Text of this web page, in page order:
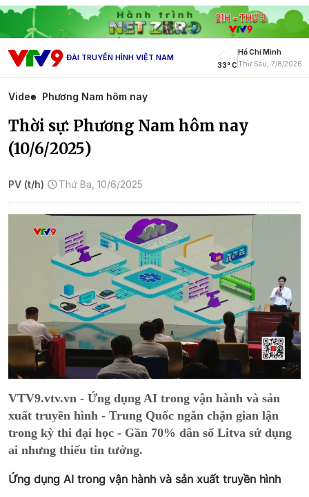
ĐÀI TRUYỀN HÌNH VIỆT NAM
33° C
Hồ Chí Minh
Thứ Sáu, 7/8/2026
Video Phương Nam hôm nay
Thời sự: Phương Nam hôm nay
(10/6/2025)
PV (t/h) Thứ Ba, 10/6/2025
VTV9.vtv.vn - Ứng dụng AI trong vận hành và sản
xuất truyền hình - Trung Quốc ngăn chặn gian lận
trong kỳ thi đại học - Gần 70% dân số Litva sử dụng
ai nhưng thiếu tin tưởng.
Ứng dụng AI trong vận hành và sản xuất truyền hình